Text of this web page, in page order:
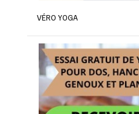
VÉRO YOGA